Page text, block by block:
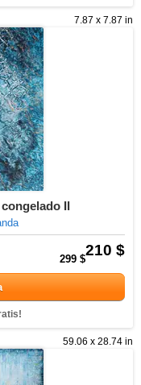
7.87 x 7.87 in
Il
210 $
299 $
59.06 x 28.74 in